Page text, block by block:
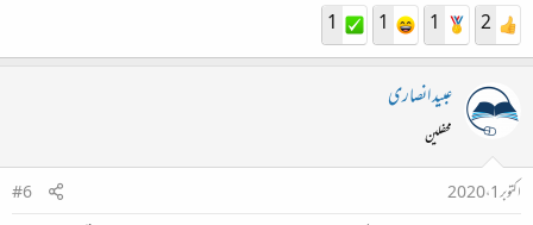
2
1
1
1
عبید انصاری
محفلین
اکتوبر 1، 2020
#6